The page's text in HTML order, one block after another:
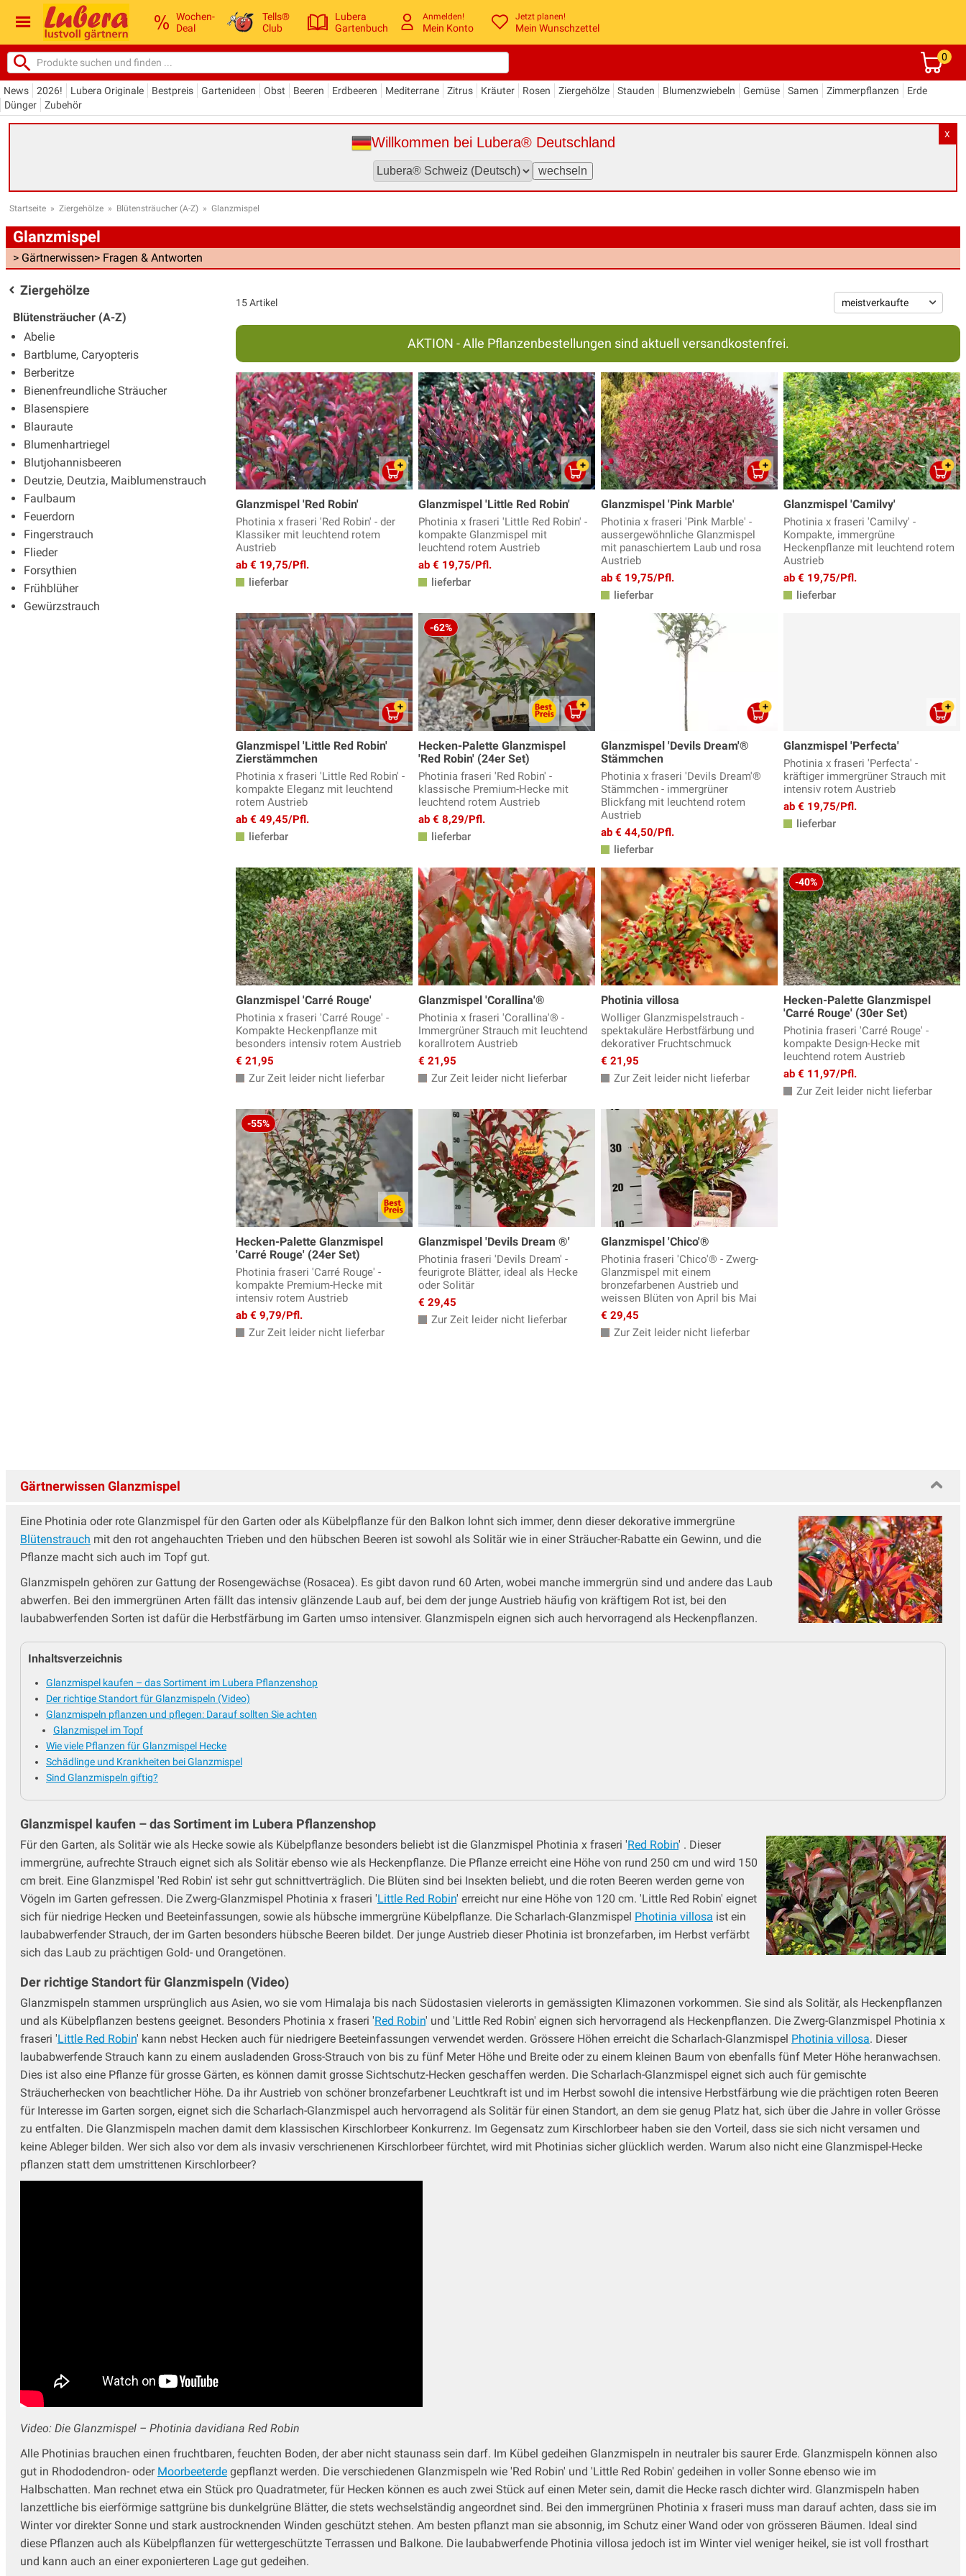
Wochen-
Deal
Tells®
Club
Lubera
Gartenbuch
Anmelden!
Mein Konto
Jetzt planen!
Mein Wunschzettel
0
News 2026! Lubera Originale Bestpreis Gartenideen Obst Beeren Erdbeeren Mediterrane Zitrus Kräuter Rosen Ziergehölze Stauden Blumenzwiebeln Gemüse Samen Zimmerpflanzen
Erde
Dünger
Zubehör
X
Willkommen bei Lubera® Deutschland
Startseite » Ziergehölze » Blütensträucher (A-Z) » Glanzmispel
Glanzmispel
> Gärtnerwissen> Fragen & Antworten
Ziergehölze
Blütensträucher (A-Z)
Abelie
Bartblume, Caryopteris
Berberitze
Bienenfreundliche Sträucher
Blasenspiere
Blauraute
Blumenhartriegel
Blutjohannisbeeren
Deutzie, Deutzia, Maiblumenstrauch
Faulbaum
Feuerdorn
Fingerstrauch
Flieder
Forsythien
Frühblüher
Gewürzstrauch
15 Artikel
AKTION - Alle Pflanzenbestellungen sind aktuell versandkostenfrei.
Glanzmispel 'Red Robin'
Photinia x fraseri 'Red Robin' - der
Klassiker mit leuchtend rotem
Austrieb
ab € 19,75/Pfl.
lieferbar
Glanzmispel 'Little Red Robin'
Photinia x fraseri 'Little Red Robin' -
kompakte Glanzmispel mit
leuchtend rotem Austrieb
ab € 19,75/Pfl.
lieferbar
Glanzmispel 'Pink Marble'
Photinia x fraseri 'Pink Marble' -
aussergewöhnliche Glanzmispel
mit panaschiertem Laub und rosa
Austrieb
ab € 19,75/Pfl.
lieferbar
Glanzmispel 'Camilvy'
Photinia x fraseri 'Camilvy' -
Kompakte, immergrüne
Heckenpflanze mit leuchtend rotem
Austrieb
ab € 19,75/Pfl.
lieferbar
Glanzmispel 'Little Red Robin'
Zierstämmchen
Photinia x fraseri 'Little Red Robin' -
kompakte Eleganz mit leuchtend
rotem Austrieb
ab € 49,45/Pfl.
lieferbar
-62%
Hecken-Palette Glanzmispel
'Red Robin' (24er Set)
Photinia fraseri 'Red Robin' -
klassische Premium-Hecke mit
leuchtend rotem Austrieb
ab € 8,29/Pfl.
lieferbar
Glanzmispel 'Devils Dream'®
Stämmchen
Photinia x fraseri 'Devils Dream'®
Stämmchen - immergrüner
Blickfang mit leuchtend rotem
Austrieb
ab € 44,50/Pfl.
lieferbar
Glanzmispel 'Perfecta'
Photinia x fraseri 'Perfecta' -
kräftiger immergrüner Strauch mit
intensiv rotem Austrieb
ab € 19,75/Pfl.
lieferbar
Glanzmispel 'Carré Rouge'
Photinia x fraseri 'Carré Rouge' -
Kompakte Heckenpflanze mit
besonders intensiv rotem Austrieb
€ 21,95
Zur Zeit leider nicht lieferbar
Glanzmispel 'Corallina'®
Photinia x fraseri 'Corallina'® -
Immergrüner Strauch mit leuchtend
korallrotem Austrieb
€ 21,95
Zur Zeit leider nicht lieferbar
Photinia villosa
Wolliger Glanzmispelstrauch -
spektakuläre Herbstfärbung und
dekorativer Fruchtschmuck
€ 21,95
Zur Zeit leider nicht lieferbar
-40%
Hecken-Palette Glanzmispel
'Carré Rouge' (30er Set)
Photinia fraseri 'Carré Rouge' -
kompakte Design-Hecke mit
leuchtend rotem Austrieb
ab € 11,97/Pfl.
Zur Zeit leider nicht lieferbar
-55%
Hecken-Palette Glanzmispel
'Carré Rouge' (24er Set)
Photinia fraseri 'Carré Rouge' -
kompakte Premium-Hecke mit
intensiv rotem Austrieb
ab € 9,79/Pfl.
Zur Zeit leider nicht lieferbar
Glanzmispel 'Devils Dream ®'
Photinia fraseri 'Devils Dream' -
feurigrote Blätter, ideal als Hecke
oder Solitär
€ 29,45
Zur Zeit leider nicht lieferbar
Glanzmispel 'Chico'®
Photinia fraseri 'Chico'® - Zwerg-
Glanzmispel mit einem
bronzefarbenen Austrieb und
weissen Blüten von April bis Mai
€ 29,45
Zur Zeit leider nicht lieferbar
Gärtnerwissen Glanzmispel
Eine Photinia oder rote Glanzmispel für den Garten oder als Kübelpflanze für den Balkon lohnt sich immer, denn dieser dekorative immergrüne
Blütenstrauch mit den rot angehauchten Trieben und den hübschen Beeren ist sowohl als Solitär wie in einer Sträucher-Rabatte ein Gewinn, und die
Pflanze macht sich auch im Topf gut.
Glanzmispeln gehören zur Gattung der Rosengewächse (Rosacea). Es gibt davon rund 60 Arten, wobei manche immergrün sind und andere das Laub
abwerfen. Bei den immergrünen Arten fällt das intensiv glänzende Laub auf, bei dem der junge Austrieb häufig von kräftigem Rot ist, bei den
laubabwerfenden Sorten ist dafür die Herbstfärbung im Garten umso intensiver. Glanzmispeln eignen sich auch hervorragend als Heckenpflanzen.
Inhaltsverzeichnis
Glanzmispel kaufen – das Sortiment im Lubera Pflanzenshop
Der richtige Standort für Glanzmispeln (Video)
Glanzmispeln pflanzen und pflegen: Darauf sollten Sie achten
Glanzmispel im Topf
Wie viele Pflanzen für Glanzmispel Hecke
Schädlinge und Krankheiten bei Glanzmispel
Sind Glanzmispeln giftig?
Glanzmispel kaufen – das Sortiment im Lubera Pflanzenshop
Für den Garten, als Solitär wie als Hecke sowie als Kübelpflanze besonders beliebt ist die Glanzmispel Photinia x fraseri 'Red Robin' . Dieser
immergrüne, aufrechte Strauch eignet sich als Solitär ebenso wie als Heckenpflanze. Die Pflanze erreicht eine Höhe von rund 250 cm und wird 150
cm breit. Eine Glanzmispel 'Red Robin' ist sehr gut schnittverträglich. Die Blüten sind bei Insekten beliebt, und die roten Beeren werden gerne von
Vögeln im Garten gefressen. Die Zwerg-Glanzmispel Photinia x fraseri 'Little Red Robin' erreicht nur eine Höhe von 120 cm. 'Little Red Robin' eignet
sich für niedrige Hecken und Beeteinfassungen, sowie als hübsche immergrüne Kübelpflanze. Die Scharlach-Glanzmispel Photinia villosa ist ein
laubabwerfender Strauch, der im Garten besonders hübsche Beeren bildet. Der junge Austrieb dieser Photinia ist bronzefarben, im Herbst verfärbt
sich das Laub zu prächtigen Gold- und Orangetönen.
Der richtige Standort für Glanzmispeln (Video)
Glanzmispeln stammen ursprünglich aus Asien, wo sie vom Himalaja bis nach Südostasien vielerorts in gemässigten Klimazonen vorkommen. Sie sind als Solitär, als Heckenpflanzen
und als Kübelpflanzen bestens geeignet. Besonders Photinia x fraseri 'Red Robin' und 'Little Red Robin' eignen sich hervorragend als Heckenpflanzen. Die Zwerg-Glanzmispel Photinia x
fraseri 'Little Red Robin' kann nebst Hecken auch für niedrigere Beeteinfassungen verwendet werden. Grössere Höhen erreicht die Scharlach-Glanzmispel Photinia villosa. Dieser
laubabwerfende Strauch kann zu einem ausladenden Gross-Strauch von bis zu fünf Meter Höhe und Breite oder zu einem kleinen Baum von ebenfalls fünf Meter Höhe heranwachsen.
Dies ist also eine Pflanze für grosse Gärten, es können damit grosse Sichtschutz-Hecken geschaffen werden. Die Scharlach-Glanzmispel eignet sich auch für gemischte
Sträucherhecken von beachtlicher Höhe. Da ihr Austrieb von schöner bronzefarbener Leuchtkraft ist und im Herbst sowohl die intensive Herbstfärbung wie die prächtigen roten Beeren
für Interesse im Garten sorgen, eignet sich die Scharlach-Glanzmispel auch hervorragend als Solitär für einen Standort, an dem sie genug Platz hat, sich über die Jahre in voller Grösse
zu entfalten. Die Glanzmispeln machen damit dem klassischen Kirschlorbeer Konkurrenz. Im Gegensatz zum Kirschlorbeer haben sie den Vorteil, dass sie sich nicht versamen und
keine Ableger bilden. Wer sich also vor dem als invasiv verschrienenen Kirschlorbeer fürchtet, wird mit Photinias sicher glücklich werden. Warum also nicht eine Glanzmispel-Hecke
pflanzen statt dem umstrittenen Kirschlorbeer?
Video: Die Glanzmispel – Photinia davidiana Red Robin
Alle Photinias brauchen einen fruchtbaren, feuchten Boden, der aber nicht staunass sein darf. Im Kübel gedeihen Glanzmispeln in neutraler bis saurer Erde. Glanzmispeln können also
gut in Rhododendron- oder Moorbeeterde gepflanzt werden. Die verschiedenen Glanzmispeln wie 'Red Robin' und 'Little Red Robin' gedeihen in voller Sonne ebenso wie im
Halbschatten. Man rechnet etwa ein Stück pro Quadratmeter, für Hecken können es auch zwei Stück auf einen Meter sein, damit die Hecke rasch dichter wird. Glanzmispeln haben
lanzettliche bis eierförmige sattgrüne bis dunkelgrüne Blätter, die stets wechselständig angeordnet sind. Bei den immergrünen Photinia x fraseri muss man darauf achten, dass sie im
Winter vor direkter Sonne und stark austrocknenden Winden geschützt stehen. Am besten pflanzt man sie absonnig, im Schutz einer Wand oder von grösseren Bäumen. Ideal sind
diese Pflanzen auch als Kübelpflanzen für wettergeschützte Terrassen und Balkone. Die laubabwerfende Photinia villosa jedoch ist im Winter viel weniger heikel, sie ist voll frosthart
und kann auch an einer exponierteren Lage gut gedeihen.